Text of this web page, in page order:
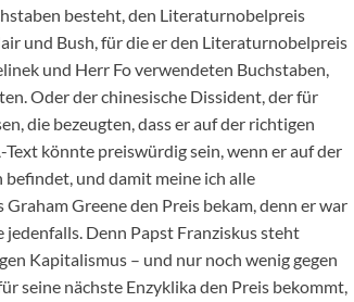
besteht, den Literaturnobelpreis
und Bush, für die er den Literaturnobelpreis
und Herr Fo verwendeten Buchstaben,
Oder der chinesische Dissident, der für
die bezeugten, dass er auf der richtigen
könnte preiswürdig sein, wenn er auf der
und damit meine ich alle
Greene den Preis bekam, denn er war
jedenfalls. Denn Papst Franziskus steht
Kapitalismus – und nur noch wenig gegen
seine nächste Enzyklika den Preis bekommt,